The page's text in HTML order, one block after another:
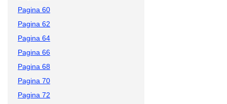
Pagina 60
Pagina 62
Pagina 64
Pagina 66
Pagina 68
Pagina 70
Pagina 72